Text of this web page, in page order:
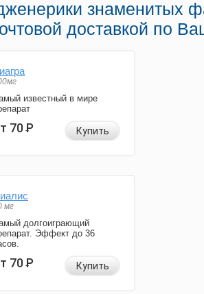
знаменитых
доставкой по
известный в мире
70Р Купить
мг
долгоиграющий
Эффект до 36
70Р Купить